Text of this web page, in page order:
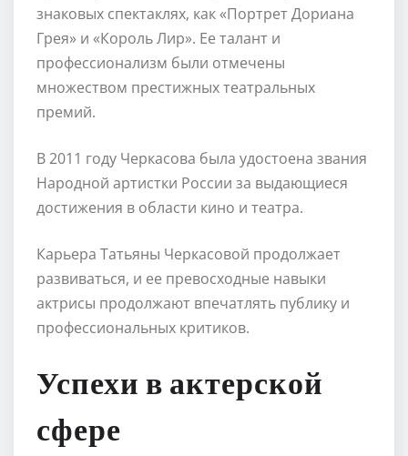
знаковых спектаклях, как «Портрет Дориана
Грея» и «Король Лир». Ее талант и
профессионализм были отмечены
множеством престижных театральных
премий.
В 2011 году Черкасова была удостоена звания
Народной артистки России за выдающиеся
достижения в области кино и театра.
Карьера Татьяны Черкасовой продолжает
развиваться, и ее превосходные навыки
актрисы продолжают впечатлять публику и
профессиональных критиков.
Успехи в актерской
сфере